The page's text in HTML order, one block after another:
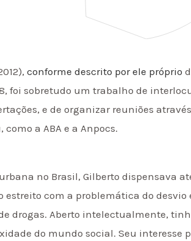
conforme descrito por ele próprio
foi sobretudo um trabalho de
e de organizar reuniões
a ABA e a Anpocs.
no Brasil, Gilberto dispensava
com a problemática do desvio
drogas. Aberto intelectualmente,
do mundo social. Seu interesse